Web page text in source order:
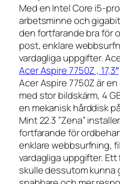
Med en Intel Core i5-
arbetsminne och
den fortfarande bra för
post, enklare
vardagliga uppgifter.
Acer Aspire 7750Z , 17,3″
Acer Aspire 7750Z är
med stor bildskärm, 4
en mekanisk hårddisk
Mint 22.3 ”Zena”
fortfarande för
enklare webbsurfning,
vardagliga uppgifter.
skulle dessutom kunna